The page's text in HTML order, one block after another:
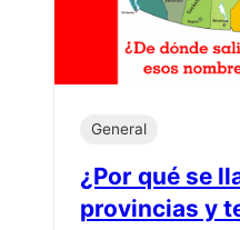
General
¿Por qué se
provincias y